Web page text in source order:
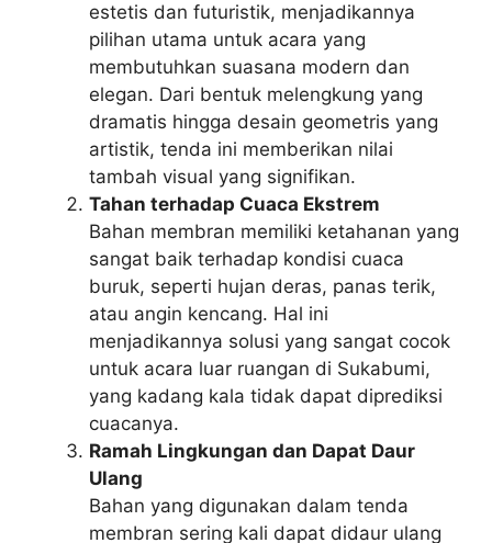
estetis dan futuristik, menjadikannya
pilihan utama untuk acara yang
membutuhkan suasana modern dan
elegan. Dari bentuk melengkung yang
dramatis hingga desain geometris yang
artistik, tenda ini memberikan nilai
tambah visual yang signifikan.
Tahan terhadap Cuaca Ekstrem
Bahan membran memiliki ketahanan yang
sangat baik terhadap kondisi cuaca
buruk, seperti hujan deras, panas terik,
atau angin kencang. Hal ini
menjadikannya solusi yang sangat cocok
untuk acara luar ruangan di Sukabumi,
yang kadang kala tidak dapat diprediksi
cuacanya.
Ramah Lingkungan dan Dapat Daur
Ulang
Bahan yang digunakan dalam tenda
membran sering kali dapat didaur ulang